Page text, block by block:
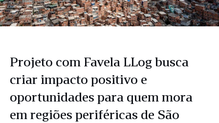
Projeto com Favela LLog busca
criar impacto positivo e
oportunidades para quem mora
em regiões periféricas de São